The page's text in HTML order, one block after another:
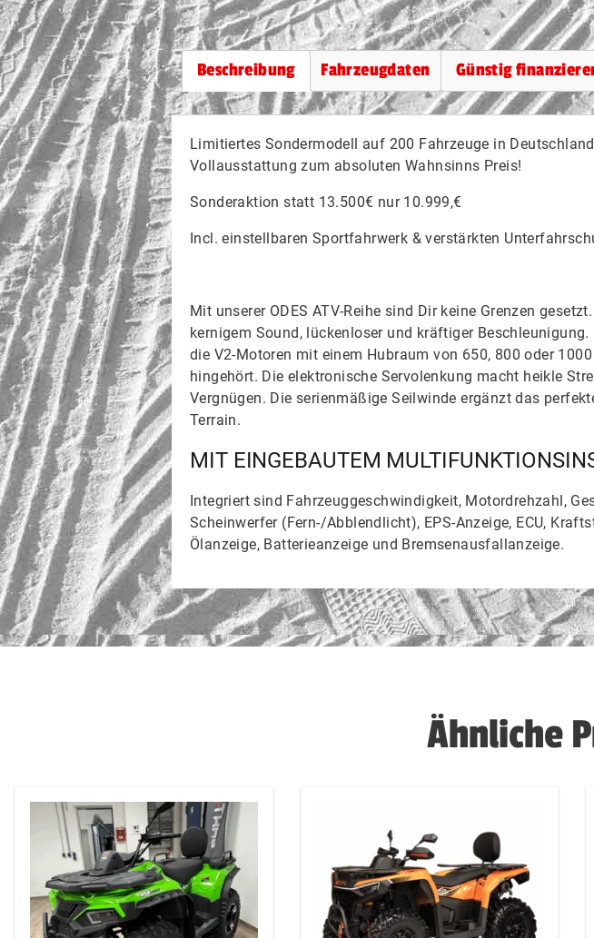
Beschreibung Fahrzeugdaten Günstig
Limitiertes Sondermodell auf 200 Fahrzeuge in
Vollausstattung zum absoluten Wahnsinns Preis!
Sonderaktion statt 13.500€ nur 10.999,€
Incl. einstellbaren Sportfahrwerk & verstärkten
Mit unserer ODES ATV-Reihe sind Dir keine Grenzen
kernigem Sound, lückenloser und kräftiger
die V2-Motoren mit einem Hubraum von 650, 800 oder
hingehört. Die elektronische Servolenkung macht heikle
Vergnügen. Die serienmäßige Seilwinde ergänzt das
Terrain.
MIT EINGEBAUTEM
Integriert sind Fahrzeuggeschwindigkeit, Motordrehzahl,
Scheinwerfer (Fern-/Abblendlicht), EPS-Anzeige, ECU,
Ölanzeige, Batterieanzeige und Bremsenausfallanzeige.
Ähnliche